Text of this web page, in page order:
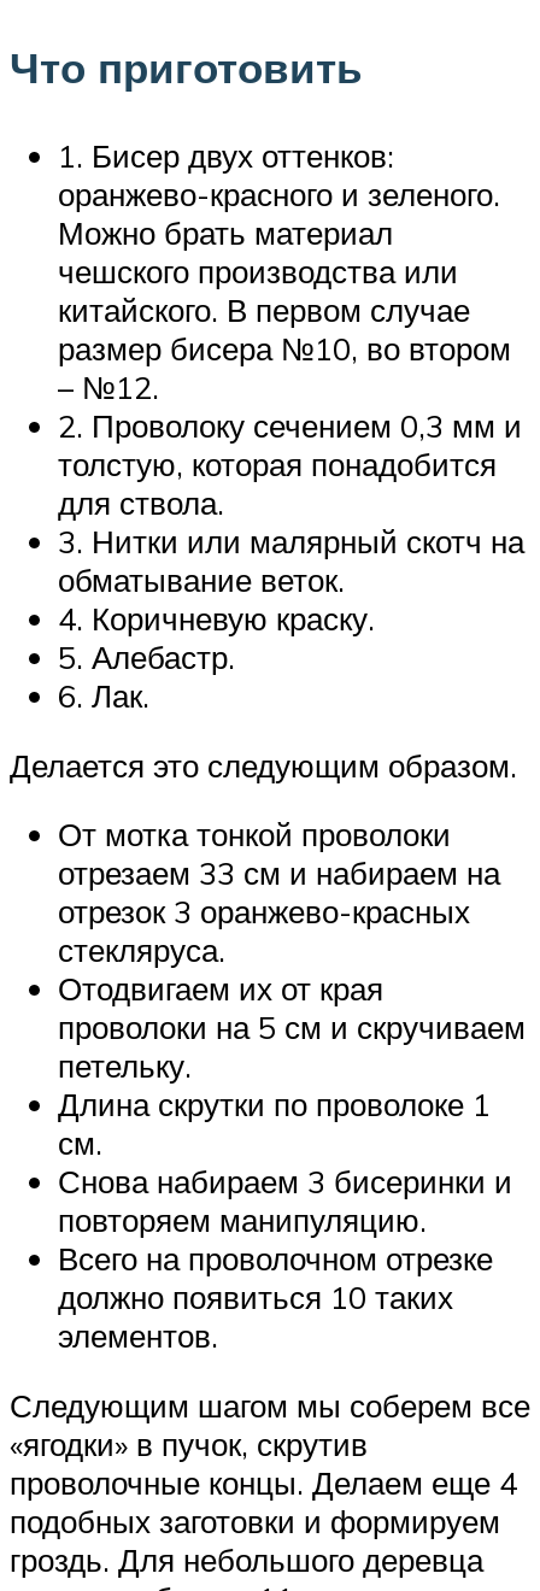
Что приготовить
1. Бисер двух оттенков:
оранжево-красного и зеленого.
Можно брать материал
чешского производства или
китайского. В первом случае
размер бисера №10, во втором
– №12.
2. Проволоку сечением 0,3 мм и
толстую, которая понадобится
для ствола.
3. Нитки или малярный скотч на
обматывание веток.
4. Коричневую краску.
5. Алебастр.
6. Лак.
Делается это следующим образом.
От мотка тонкой проволоки
отрезаем 33 см и набираем на
отрезок 3 оранжево-красных
стекляруса.
Отодвигаем их от края
проволоки на 5 см и скручиваем
петельку.
Длина скрутки по проволоке 1
см.
Снова набираем 3 бисеринки и
повторяем манипуляцию.
Всего на проволочном отрезке
должно появиться 10 таких
элементов.
Следующим шагом мы соберем все
«ягодки» в пучок, скрутив
проволочные концы. Делаем еще 4
подобных заготовки и формируем
гроздь. Для небольшого деревца